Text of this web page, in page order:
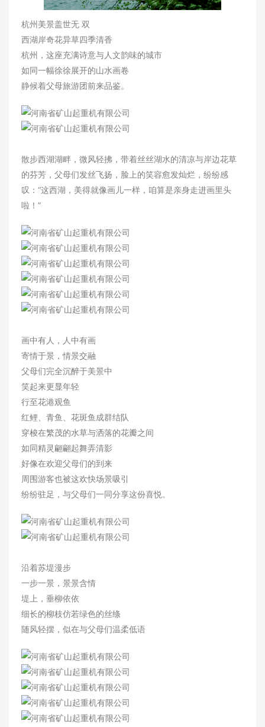
杭州美景盖世无 双
西湖岸奇花异草四季清香
杭州，这座充满诗意与人文韵味的城市
如同一幅徐徐展开的山水画卷
静候着父母旅游团前来品鉴。
散步西湖湖畔，微风轻拂，带着丝丝湖水的清凉与岸边花草
的芬芳，父母们发丝飞扬，脸上的笑容愈发灿烂，纷纷感
叹：“这西湖，美得就像画儿一样，咱算是亲身走进画里头
啦！”
画中有人，人中有画
寄情于景，情景交融
父母们完全沉醉于美景中
笑起来更显年轻
行至花港观鱼
红鲤、青鱼、花斑鱼成群结队
穿梭在繁茂的水草与洒落的花瓣之间
如同精灵翩翩起舞弄清影
好像在欢迎父母们的到来
周围游客也被这欢快场景吸引
纷纷驻足，与父母们一同分享这份喜悦。
沿着苏堤漫步
一步一景，景景含情
堤上，垂柳依依
细长的柳枝仿若绿色的丝绦
随风轻摆，似在与父母们温柔低语